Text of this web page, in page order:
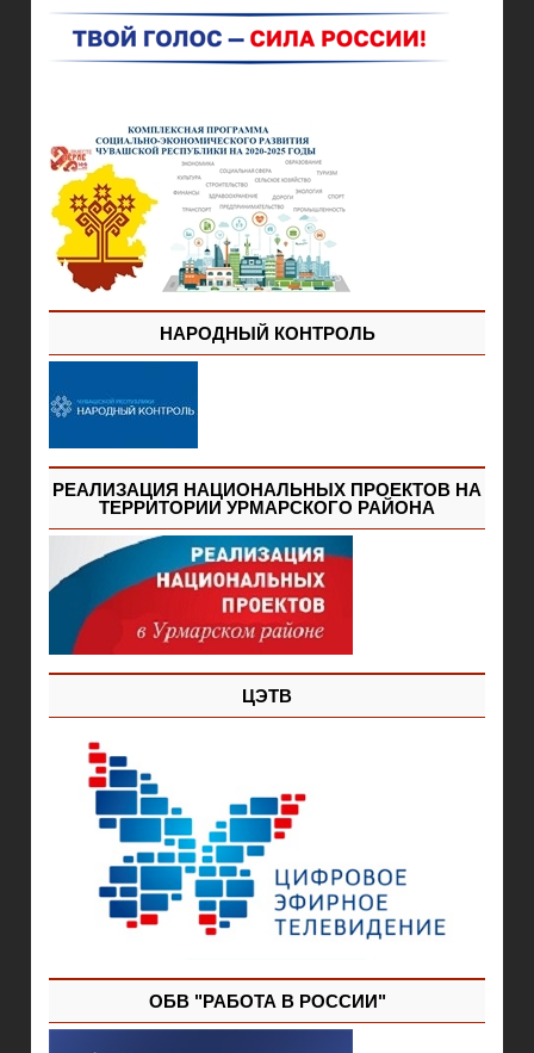
НАРОДНЫЙ КОНТРОЛЬ
РЕАЛИЗАЦИЯ НАЦИОНАЛЬНЫХ ПРОЕКТОВ НА
ТЕРРИТОРИИ УРМАРСКОГО РАЙОНА
ЦЭТВ
ОБВ "РАБОТА В РОССИИ"